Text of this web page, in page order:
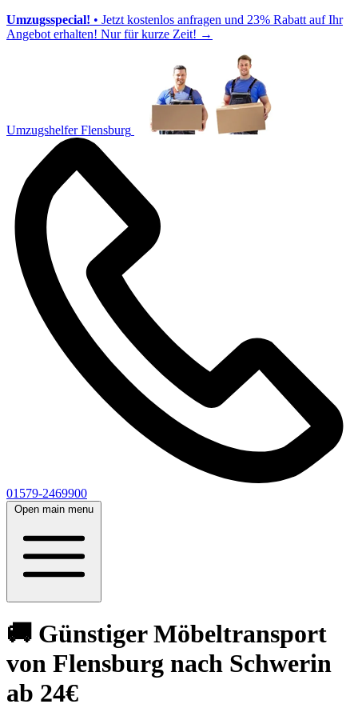
Umzugsspecial! • Jetzt kostenlos anfragen und 23% Rabatt auf Ihr
Angebot erhalten! Nur für kurze Zeit! →
Umzugshelfer Flensburg
01579-2469900
Open main menu
🚚 Günstiger Möbeltransport
von Flensburg nach Schwerin
ab 24€